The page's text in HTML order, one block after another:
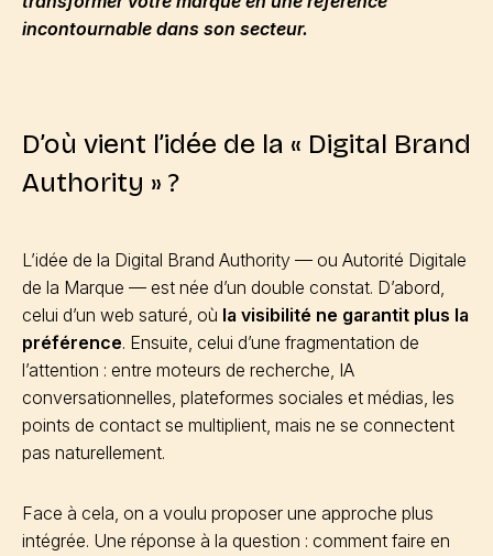
incontournable dans son secteur.
D’où vient l’idée de la « Digital Brand
Authority » ?
L’idée de la Digital Brand Authority — ou Autorité Digitale
de la Marque — est née d’un double constat. D’abord,
celui d’un web saturé, où la visibilité ne garantit plus la
préférence. Ensuite, celui d’une fragmentation de
l’attention : entre moteurs de recherche, IA
conversationnelles, plateformes sociales et médias, les
points de contact se multiplient, mais ne se connectent
pas naturellement.
Face à cela, on a voulu proposer une approche plus
intégrée. Une réponse à la question : comment faire en